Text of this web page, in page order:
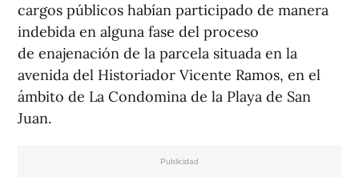
cargos públicos habían participado de manera
indebida en alguna fase del proceso
de enajenación de la parcela situada en la
avenida del Historiador Vicente Ramos, en el
ámbito de La Condomina de la Playa de San
Juan.